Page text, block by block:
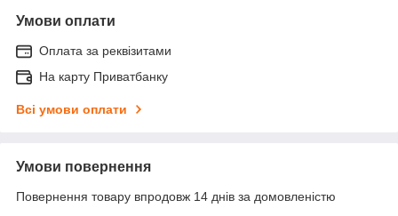
Умови оплати
Оплата за реквізитами
На карту Приватбанку
Всі умови оплати
Умови повернення
Повернення товару впродовж 14 днів за домовленістю